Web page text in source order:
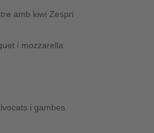
amb kiwi Zespri
i mozzarella
i gambes